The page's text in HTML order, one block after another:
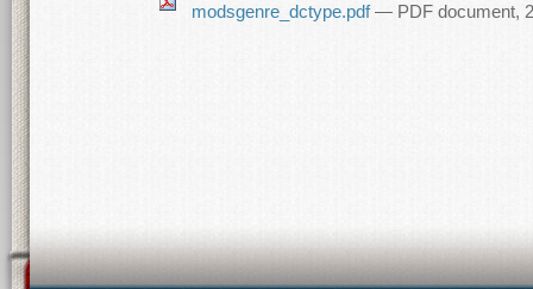
modsgenre_dctype.pdf— PDF document,